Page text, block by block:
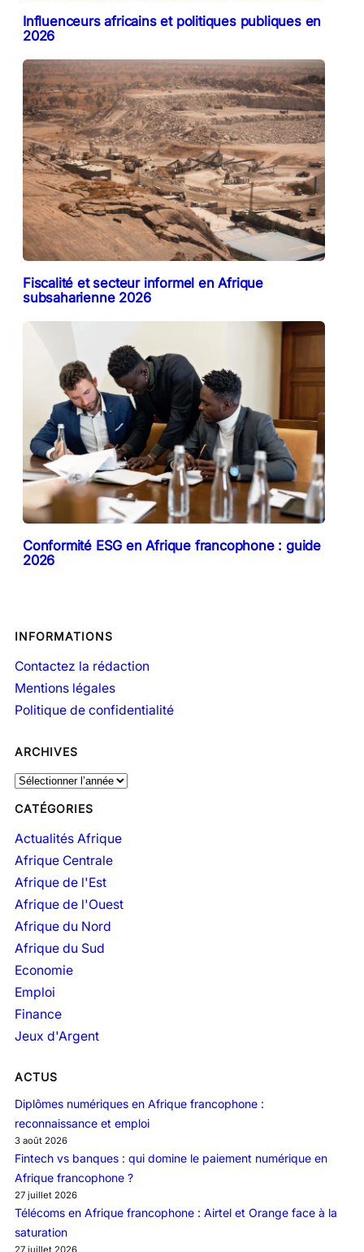
Influenceurs africains et politiques publiques en
2026
Fiscalité et secteur informel en Afrique
subsaharienne 2026
Conformité ESG en Afrique francophone : guide
2026
INFORMATIONS
Contactez la rédaction
Mentions légales
Politique de confidentialité
ARCHIVES
A
c
h
v
CATÉGORIES
Actualités Afrique
Afrique Centrale
Afrique de l'Est
Afrique de l'Ouest
Afrique du Nord
Afrique du Sud
Economie
Emploi
Finance
Jeux d'Argent
ACTUS
Diplômes numériques en Afrique francophone :
reconnaissance et emploi
3 août 2026
Fintech vs banques : qui domine le paiement numérique en
Afrique francophone ?
27 juillet 2026
Télécoms en Afrique francophone : Airtel et Orange face à la
saturation